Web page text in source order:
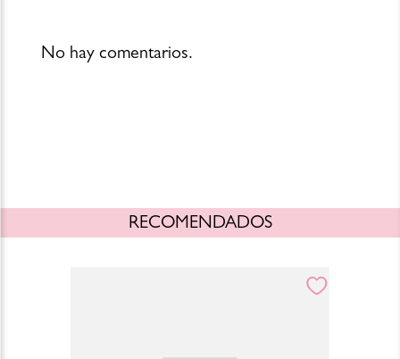
No hay comentarios.
RECOMENDADOS